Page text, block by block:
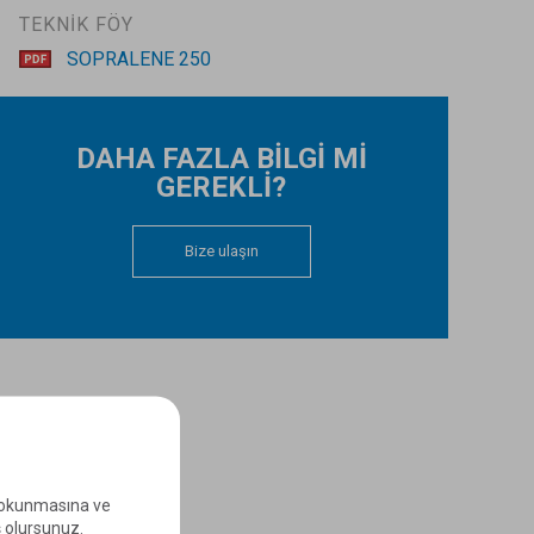
TEKNİK FÖY
SOPRALENE 250
DAHA FAZLA BİLGİ Mİ
GEREKLİ?
Bize ulaşın
ve